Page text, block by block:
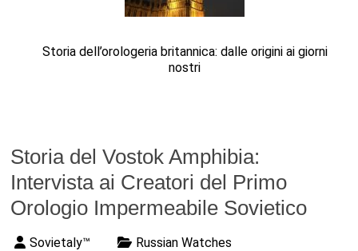
Storia dell’orologeria britannica: dalle origini ai giorni
nostri
Storia del Vostok Amphibia:
Intervista ai Creatori del Primo
Orologio Impermeabile Sovietico
Sovietaly™ Russian Watches